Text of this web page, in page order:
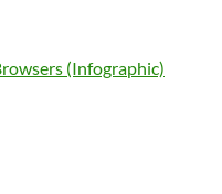
(Infographic)